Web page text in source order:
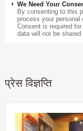
We Need Your
By consenting to this
process your
Consent is required
data will not be
प्रेस विज्ञप्ति